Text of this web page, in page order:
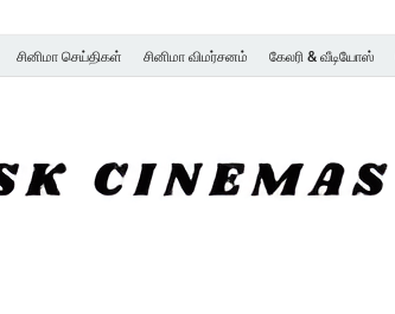
சினிமா செய்திகள் சினிமா விமர்சனம் கேலரி & வீடியோஸ்